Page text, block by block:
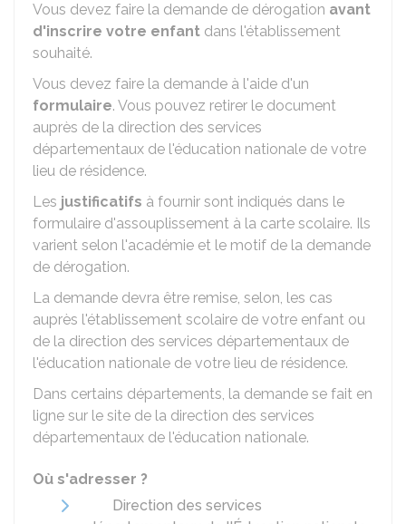
Vous devez faire la demande de dérogation avant
d'inscrire votre enfant dans l'établissement
souhaité.
Vous devez faire la demande à l'aide d'un
formulaire. Vous pouvez retirer le document
auprès de la direction des services
départementaux de l'éducation nationale de votre
lieu de résidence.
Les justificatifs à fournir sont indiqués dans le
formulaire d'assouplissement à la carte scolaire. Ils
varient selon l'académie et le motif de la demande
de dérogation.
La demande devra être remise, selon, les cas
auprès l'établissement scolaire de votre enfant ou
de la direction des services départementaux de
l'éducation nationale de votre lieu de résidence.
Dans certains départements, la demande se fait en
ligne sur le site de la direction des services
départementaux de l'éducation nationale.
Où s'adresser ?
Direction des services